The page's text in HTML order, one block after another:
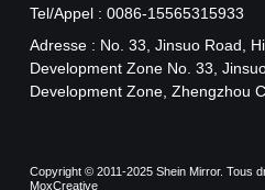
Tel/Appel : 0086-15565315933
Adresse : No. 33, Jinsuo Road,
Development Zone No. 33,
Development Zone, Zhengzhou
Copyright © 2011-2025 Shein Mirror. Tous
MoxCreative